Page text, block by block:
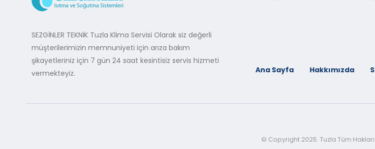
SEZGİNLER TEKNİK Tuzla Klima Servisi Olarak siz değerli
müşterilerimizin memnuniyeti için arıza bakım
şikayetleriniz için 7 gün 24 saat kesintisiz servis hizmeti
vermekteyiz.
Ana Sayfa Hakkımızda
© Copyright 2025. Tuzla Tüm Hakları